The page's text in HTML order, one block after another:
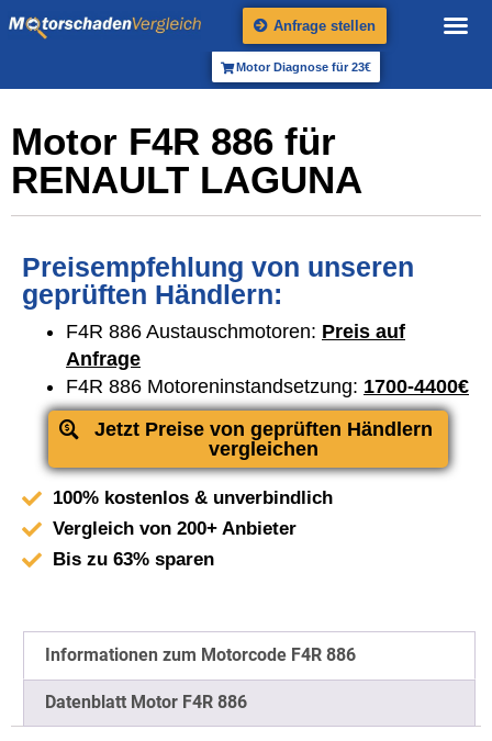
Anfrage stellen
Motor Diagnose für 23€
Motor F4R 886 für
RENAULT LAGUNA
Preisempfehlung von unseren
geprüften Händlern:
F4R 886 Austauschmotoren: Preis auf
Anfrage
F4R 886 Motoreninstandsetzung: 1700-4400€
Jetzt Preise von geprüften Händlern
vergleichen
100% kostenlos & unverbindlich
Vergleich von 200+ Anbieter
Bis zu 63% sparen
Informationen zum Motorcode F4R 886
Datenblatt Motor F4R 886